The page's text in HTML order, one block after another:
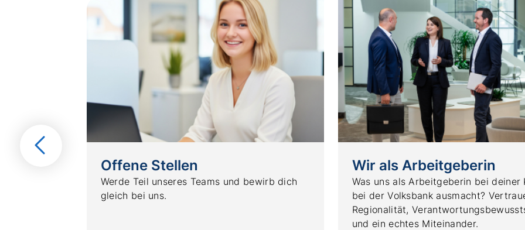
Vorherige
Offene Stellen
Werde Teil unseres Teams und bewirb dich
gleich bei uns.
Wir als Arbeitgeberin
Was uns als Arbeitgeberin bei deiner
bei der Volksbank ausmacht?
Regionalität,
und ein echtes Miteinander.